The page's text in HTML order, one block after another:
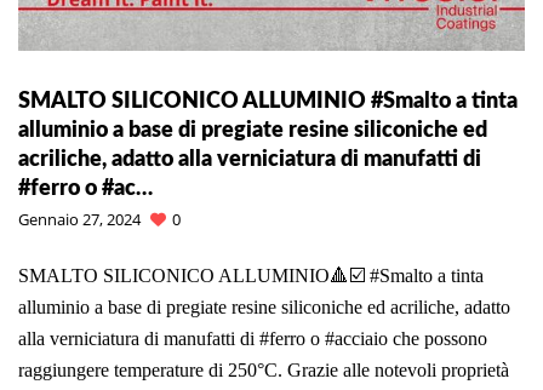
SMALTO SILICONICO ALLUMINIO #Smalto a tinta
alluminio a base di pregiate resine siliconiche ed
acriliche, adatto alla verniciatura di manufatti di
#ferro o #ac…
Gennaio 27, 2024
0
SMALTO SILICONICO ALLUMINIO🔺☑️ #Smalto a tinta
alluminio a base di pregiate resine siliconiche ed acriliche, adatto
alla verniciatura di manufatti di #ferro o #acciaio che possono
raggiungere temperature di 250°C. Grazie alle notevoli proprietà